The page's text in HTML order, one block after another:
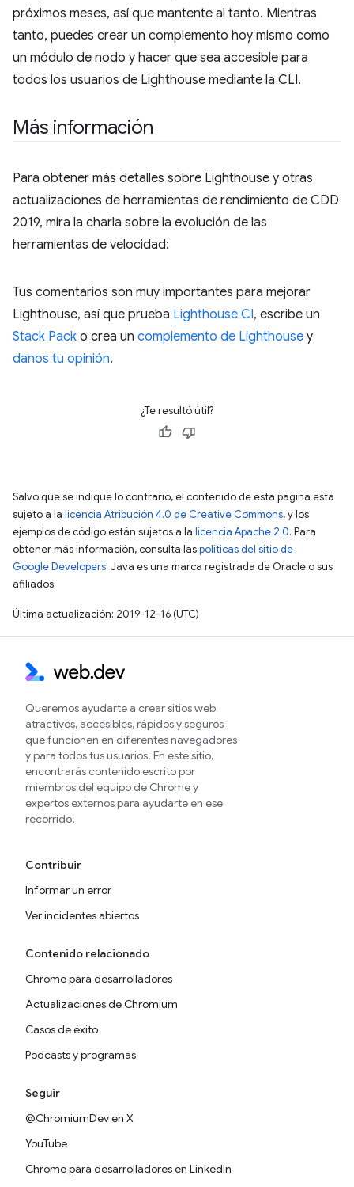
próximos meses, así que mantente al tanto. Mientras
tanto, puedes crear un complemento hoy mismo como
un módulo de nodo y hacer que sea accesible para
todos los usuarios de Lighthouse mediante la CLI.
Más información
Para obtener más detalles sobre Lighthouse y otras
actualizaciones de herramientas de rendimiento de CDD
2019, mira la charla sobre la evolución de las
herramientas de velocidad:
Tus comentarios son muy importantes para mejorar
Lighthouse, así que prueba Lighthouse CI, escribe un
Stack Pack o crea un complemento de Lighthouse y
danos tu opinión.
¿Te resultó útil?
Salvo que se indique lo contrario, el contenido de esta página está
sujeto a la licencia Atribución 4.0 de Creative Commons, y los
ejemplos de código están sujetos a la licencia Apache 2.0. Para
obtener más información, consulta laspolíticas del sitio de
Google Developers. Java es una marca registrada de Oracle o sus
afiliados.
Última actualización: 2019-12-16 (UTC)
Queremos ayudarte a crear sitios web
atractivos, accesibles, rápidos y seguros
que funcionen en diferentes navegadores
y para todos tus usuarios. En este sitio,
encontrarás contenido escrito por
miembros del equipo de Chrome y
expertos externos para ayudarte en ese
recorrido.
Contribuir
Informar un error
Ver incidentes abiertos
Contenido relacionado
Chrome para desarrolladores
Actualizaciones de Chromium
Casos de éxito
Podcasts y programas
Seguir
@ChromiumDev en X
YouTube
Chrome para desarrolladores en LinkedIn